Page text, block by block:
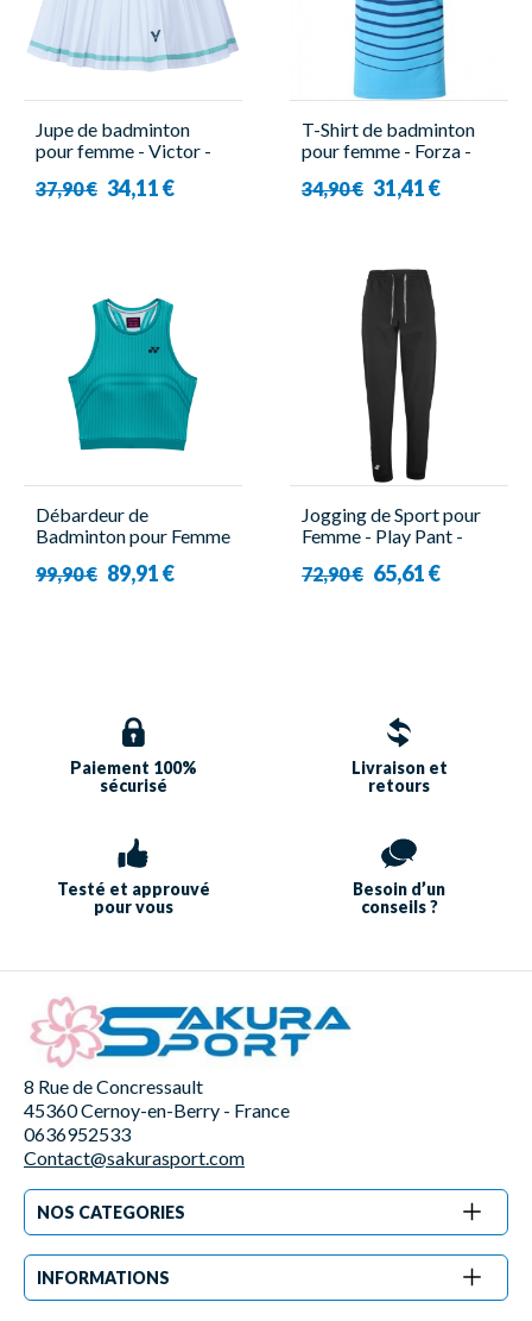
Jupe de badminton
pour femme - Victor -
37,90 € 34,11 €
T-Shirt de badminton
pour femme - Forza -
34,90 € 31,41 €
Débardeur de
Badminton pour Femme
Yonex
99,90 € 89,91 €
Jogging de Sport pour
Femme - Play Pant -
72,90 € 65,61 €
Paiement 100%
sécurisé
Livraison et
retours
Testé et approuvé
pour vous
Besoin d’un
conseils ?
8 Rue de Concressault
45360 Cernoy-en-Berry - France
0636952533
Contact@sakurasport.com
NOS CATEGORIES
INFORMATIONS